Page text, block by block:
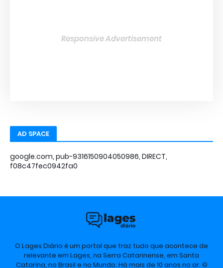
Responsive Advertisement
AD SPACE
google.com, pub-9316150904050986, DIRECT,
f08c47fec0942fa0
O Lages Diário é um portal que traz tudo que acontece de
relevante em Lages, na Serra Catarinense, em Santa
Catarina, no Brasil e no Mundo. Há mais de 10 anos no ar. ©